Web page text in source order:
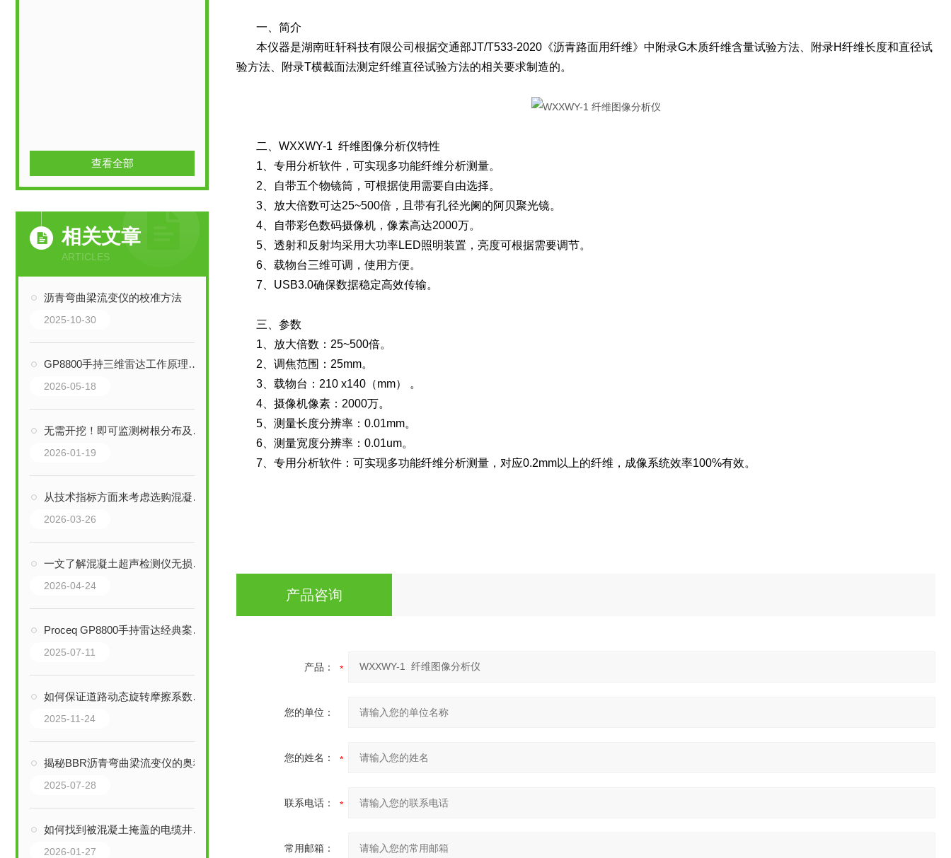
查看全部
相关文章
ARTICLES
沥青弯曲梁流变仪的校准方法
2025-10-30
GP8800手持三维雷达工作原理与核心应用深度解析
2026-05-18
无需开挖！即可监测树根分布及走向
2026-01-19
从技术指标方面来考虑选购混凝土结构超声检测仪
2026-03-26
一文了解混凝土超声检测仪无损检测原理与功能介绍
2026-04-24
Proceq GP8800手持雷达经典案例分享
2025-07-11
如何保证道路动态旋转摩擦系数测定仪的测量精度？
2025-11-24
揭秘BBR沥青弯曲梁流变仪的奥秘
2025-07-28
如何找到被混凝土掩盖的电缆井盖？
2026-01-27
一、简介
本仪器是湖南旺轩科技有限公司根据交通部JT/T533-2020《沥青路面用纤维》中附录G木质纤维含量试验方法、附录H纤维长度和直径试
验方法、附录T横截面法测定纤维直径试验方法的相关要求制造的。
二、WXXWY-1 纤维图像分析仪特性
1、专用分析软件，可实现多功能纤维分析测量。
2、自带五个物镜筒，可根据使用需要自由选择。
3、放大倍数可达25~500倍，且带有孔径光阑的阿贝聚光镜。
4、自带彩色数码摄像机，像素高达2000万。
5、透射和反射均采用大功率LED照明装置，亮度可根据需要调节。
6、载物台三维可调，使用方便。
7、USB3.0确保数据稳定高效传输。
三、参数
1、放大倍数：25~500倍。
2、调焦范围：25mm。
3、载物台：210 x140（mm） 。
4、摄像机像素：2000万。
5、测量长度分辨率：0.01mm。
6、测量宽度分辨率：0.01um。
7、专用分析软件：可实现多功能纤维分析测量，对应0.2mm以上的纤维，成像系统效率100%有效。
产品咨询
产品：
您的单位：
您的姓名：
联系电话：
常用邮箱：